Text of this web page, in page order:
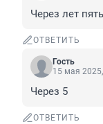
Через лет
ОТВЕТИТЬ
Гость
15 мая
Через 5
ОТВЕТИТЬ